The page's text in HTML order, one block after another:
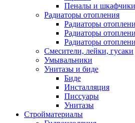
Пеналы и
Радиаторы отопления
Радиаторы
Радиаторы
Радиаторы
Смесители, лейки, гусаки
Умывальники
Унитазы и биде
Биде
Инсталляция
Писсуары
Унитазы
Стройматериалы